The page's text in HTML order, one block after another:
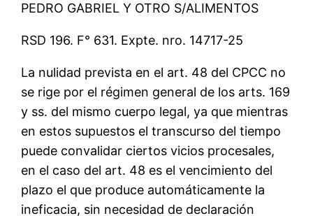
PEDRO GABRIEL Y OTRO S/ALIMENTOS
RSD 196. F° 631. Expte. nro. 14717-25
La nulidad prevista en el art. 48 del CPCC no
se rige por el régimen general de los arts. 169
y ss. del mismo cuerpo legal, ya que mientras
en estos supuestos el transcurso del tiempo
puede convalidar ciertos vicios procesales,
en el caso del art. 48 es el vencimiento del
plazo el que produce automáticamente la
ineficacia, sin necesidad de declaración